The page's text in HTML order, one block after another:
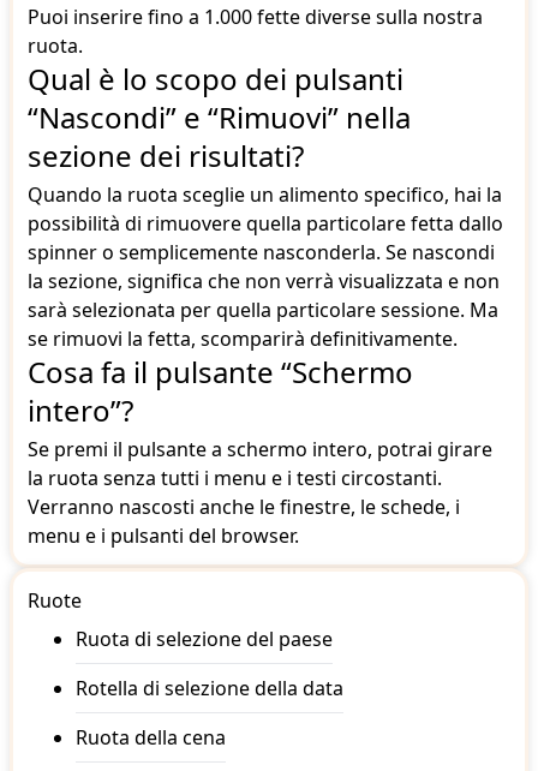
Puoi inserire fino a 1.000 fette diverse sulla nostra
ruota.
Qual è lo scopo dei pulsanti
“Nascondi” e “Rimuovi” nella
sezione dei risultati?
Quando la ruota sceglie un alimento specifico, hai la
possibilità di rimuovere quella particolare fetta dallo
spinner o semplicemente nasconderla. Se nascondi
la sezione, significa che non verrà visualizzata e non
sarà selezionata per quella particolare sessione. Ma
se rimuovi la fetta, scomparirà definitivamente.
Cosa fa il pulsante “Schermo
intero”?
Se premi il pulsante a schermo intero, potrai girare
la ruota senza tutti i menu e i testi circostanti.
Verranno nascosti anche le finestre, le schede, i
menu e i pulsanti del browser.
Ruote
Ruota di selezione del paese
Rotella di selezione della data
Ruota della cena